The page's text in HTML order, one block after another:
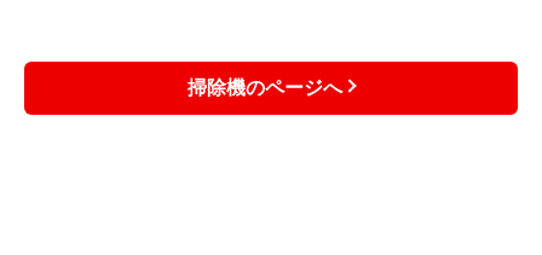
掃除機のページへ